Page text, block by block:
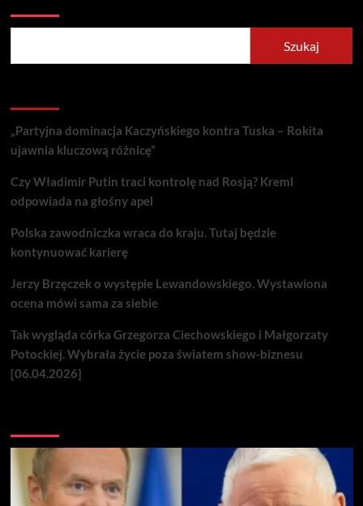
Szukaj
„Partyjna dominacja Kaczyńskiego kontra Tuska – Rokita
ujawnia kluczową różnicę”
Czy Władimir Putin traci kontrolę nad Rosją? Kreml
odpowiada na głośny apel
Polska zawodniczka wraca do kraju. Tutaj będzie
kontynuować karierę
Jerzy Brzęczek o występie Lewandowskiego. Wystawiona
ocena mówi sama za siebie
Tak wygląda córka Grzegorza Ciechowskiego i Małgorzaty
Potockiej. Wybrała życie poza światem show-biznesu
[06.04.2026]